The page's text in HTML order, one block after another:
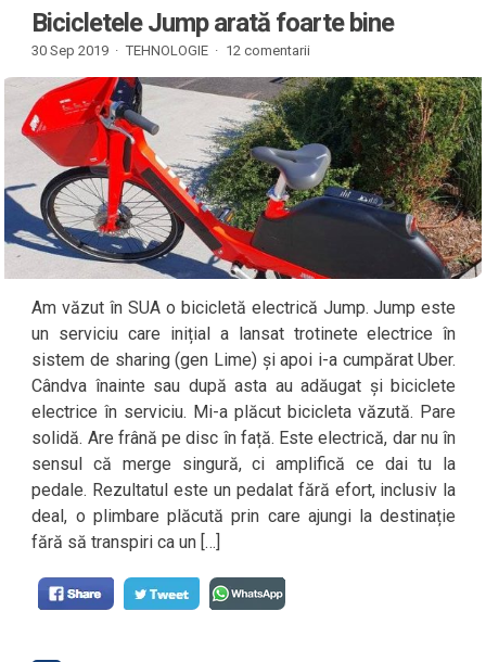
Bicicletele Jump arată foarte bine
30 Sep 2019 · TEHNOLOGIE · 12 comentarii
Am văzut în SUA o bicicletă electrică Jump. Jump este
un serviciu care inițial a lansat trotinete electrice în
sistem de sharing (gen Lime) și apoi i-a cumpărat Uber.
Cândva înainte sau după asta au adăugat și biciclete
electrice în serviciu. Mi-a plăcut bicicleta văzută. Pare
solidă. Are frână pe disc în față. Este electrică, dar nu în
sensul că merge singură, ci amplifică ce dai tu la
pedale. Rezultatul este un pedalat fără efort, inclusiv la
deal, o plimbare plăcută prin care ajungi la destinație
fără să transpiri ca un […]